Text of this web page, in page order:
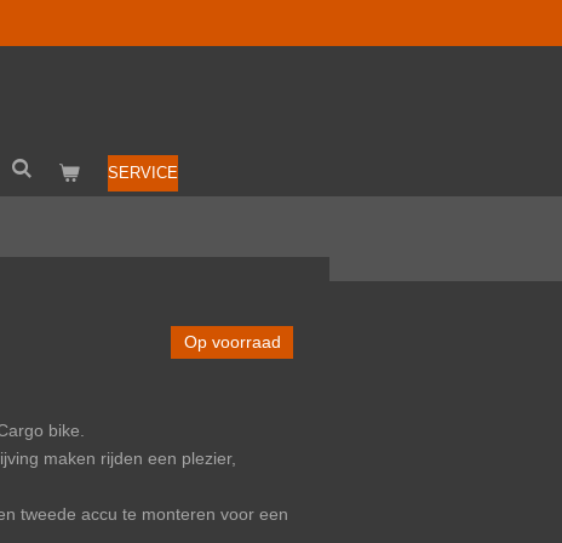
SERVICE
Op voorraad
bike.
maken rijden een plezier,
​​tweede accu te monteren voor een